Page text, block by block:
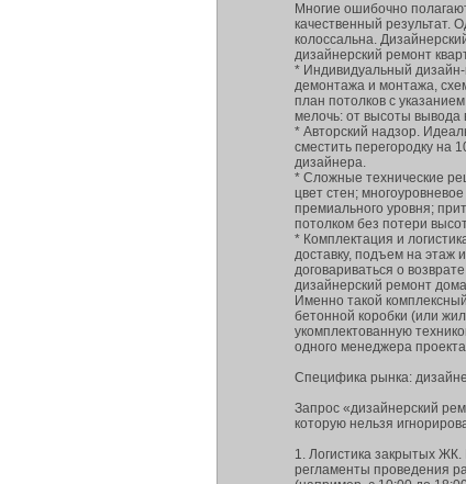
Многие ошибочно
качественный результат.
колоссальна.
дизайнерский ремонт
* Индивидуальный
демонтажа и монтажа,
план потолков с
мелочь: от высоты
* Авторский надзор.
сместить перегородку на
дизайнера.
* Сложные технические
цвет стен;
премиального уровня;
потолком без потери
* Комплектация и
доставку, подъем на этаж
договариваться о
дизайнерский ремонт
Именно такой
бетонной коробки (или
укомплектованную
одного менеджера
Специфика рынка:
Запрос «дизайнерский
которую нельзя
1. Логистика закрытых
регламенты проведения